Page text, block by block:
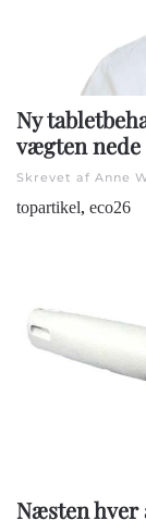
Ny
vægten nede
Skrevet af Anne
topartikel, eco26
Næsten hver